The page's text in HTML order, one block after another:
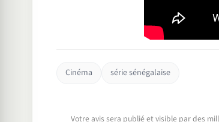
Cinéma série sénégalaise
Votre avis sera publié et visible par des